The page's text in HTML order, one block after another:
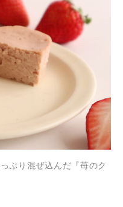
ぷり混ぜ込んだ『苺のク